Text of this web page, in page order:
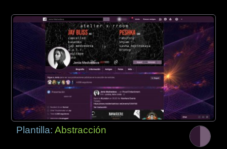
Plantilla:Abstracción